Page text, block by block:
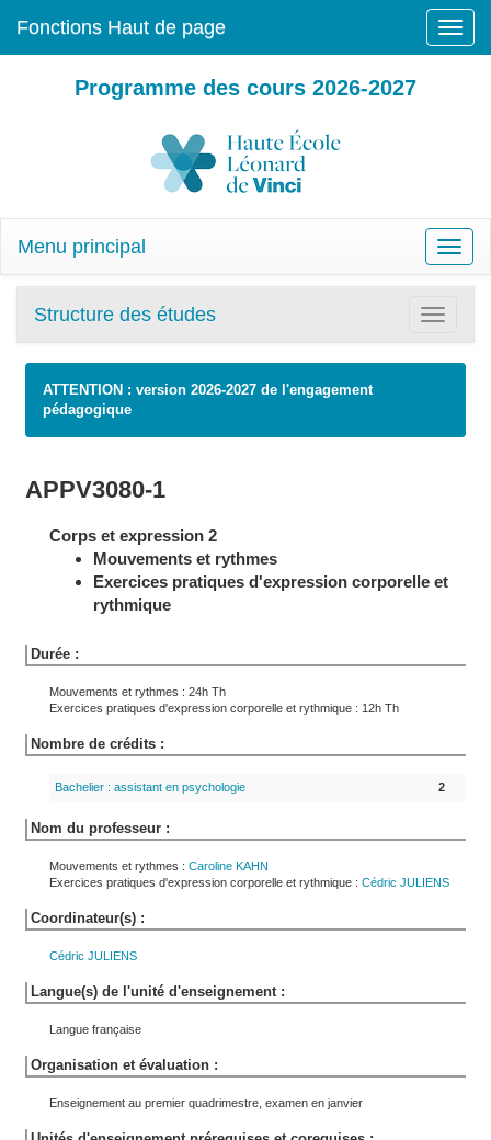
Toggle
Fonctions Haut de page
Programme des cours 2026-2027
Toggle
Menu principal
Toggle
Structure des études
ATTENTION : version 2026-2027 de l'engagement
pédagogique
APPV3080-1
Corps et expression 2
Mouvements et rythmes
Exercices pratiques d'expression corporelle et
rythmique
Durée :
Mouvements et rythmes : 24h Th
Exercices pratiques d'expression corporelle et rythmique : 12h Th
Nombre de crédits :
Bachelier : assistant en psychologie 2
Nom du professeur :
Mouvements et rythmes : Caroline KAHN
Exercices pratiques d'expression corporelle et rythmique : Cédric JULIENS
Coordinateur(s) :
Cédric JULIENS
Langue(s) de l'unité d'enseignement :
Langue française
Organisation et évaluation :
Enseignement au premier quadrimestre, examen en janvier